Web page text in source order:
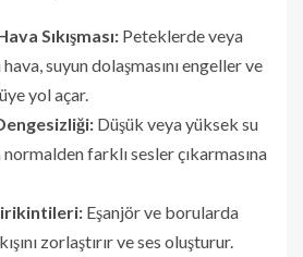
Sıkışması: Peteklerde veya
suyun dolaşmasını engeller ve
yol açar.
Düşük veya yüksek su
farklı sesler çıkarmasına
Eşanjör ve borularda
zorlaştırır ve ses oluşturur.